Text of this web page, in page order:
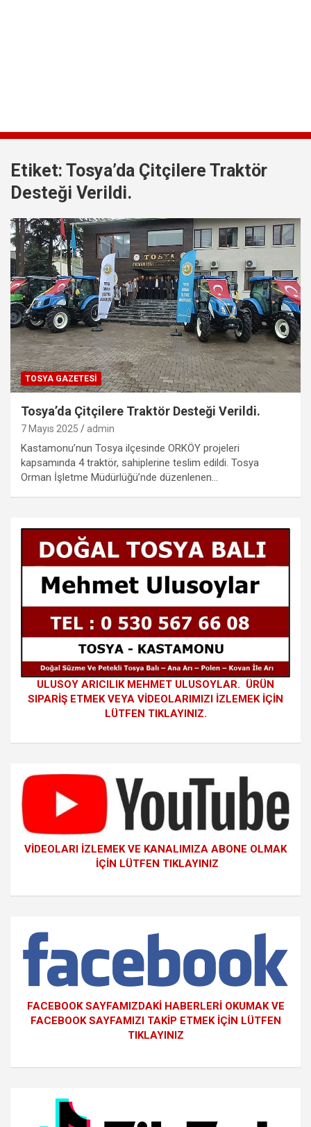
Etiket: Tosya’da Çitçilere Traktör
Desteği Verildi.
TOSYA GAZETESI
Tosya’da Çitçilere Traktör Desteği Verildi.
7 Mayıs 2025 admin
Kastamonu’nun Tosya ilçesinde ORKÖY projeleri
kapsamında 4 traktör, sahiplerine teslim edildi. Tosya
Orman İşletme Müdürlüğü’nde düzenlenen…
ULUSOY ARICILIK MEHMET ULUSOYLAR. ÜRÜN
SIPARİŞ ETMEK VEYA VİDEOLARIMIZI İZLEMEK İÇİN
LÜTFEN TIKLAYINIZ.
VİDEOLARI İZLEMEK VE KANALIMIZA ABONE OLMAK
İÇİN LÜTFEN TIKLAYINIZ
FACEBOOK SAYFAMIZDAKİ HABERLERİ OKUMAK VE
FACEBOOK SAYFAMIZI TAKİP ETMEK İÇİN LÜTFEN
TIKLAYINIZ